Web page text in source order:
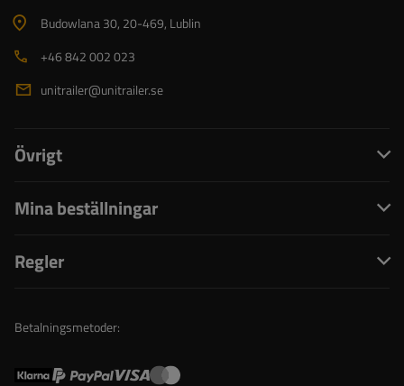
Budowlana 30, 20-469, Lublin
+46 842 002 023
unitrailer@unitrailer.se
Övrigt
Mina beställningar
Regler
Betalningsmetoder: